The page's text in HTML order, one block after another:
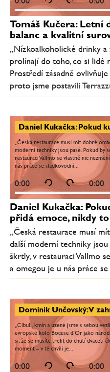
Tomáš Kučera: Letní
balanc a kvalitní
„Nízkoalkoholické drinky a
prolínají do toho, co si lidé
Prostředí zásadně
proto jsme postavili
„Česká restaurace musí mít dobré
moderní techniky jsou pasé. Pokud by
restauraci Vallmo se vlastně nic
nás práce se sladkovodní...
0:00 0:00
Daniel Kukačka:
přidá emoce, nikdy
„Česká restaurace musí
další moderní techniky jsou
škrtly, v restauraci Vallmo
a omegou je u nás práce
„Cibuli, kmín a uzené jsme s sebou
evropské kolo Bocuse d’Or jako
si, že se musíte trefit do chutí dvaceti
moment – v té chvíli je...
0:00 0:00